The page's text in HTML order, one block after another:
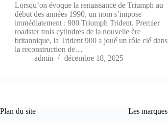
Lorsqu’on évoque la renaissance de Triumph au
début des années 1990, un nom s’impose
immédiatement : 900 Triumph Trident. Premier
roadster trois cylindres de la nouvelle ère
britannique, la Trident 900 a joué un rôle clé dans
la reconstruction de…
admin
décembre 18, 2025
Plan du site
Les marques